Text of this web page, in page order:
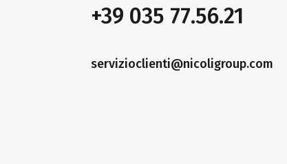
+39 035 77.56.21
servizioclienti@nicoligroup.com